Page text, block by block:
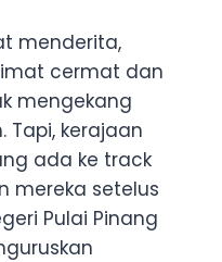
menderita,
cermat dan
mengekang
Tapi, kerajaan
ada ke track
mereka setelus
Pulai Pinang